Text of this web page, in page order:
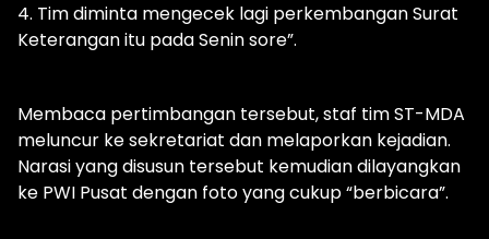
4. Tim diminta mengecek lagi perkembangan Surat
Keterangan itu pada Senin sore”.
Membaca pertimbangan tersebut, staf tim ST-MDA
meluncur ke sekretariat dan melaporkan kejadian.
Narasi yang disusun tersebut kemudian dilayangkan
ke PWI Pusat dengan foto yang cukup “berbicara”.